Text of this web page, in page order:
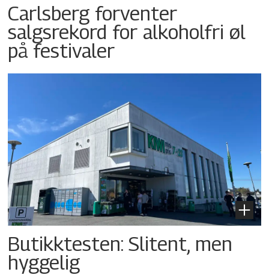
Carlsberg forventer
salgsrekord for alkoholfri øl
på festivaler
Butikktesten: Slitent, men
hyggelig